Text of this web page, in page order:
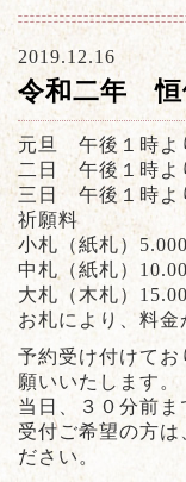
2019.12.16
令和二年 恒
元旦 午後１時よ
二日 午後１時よ
三日 午後１時よ
祈願料
小札（紙札）
中札（紙札）
大札（木札）
お札により、料金
予約受け付けて
願いいたします。
当日、３０分前ま
受付ご希望の方は
ださい。